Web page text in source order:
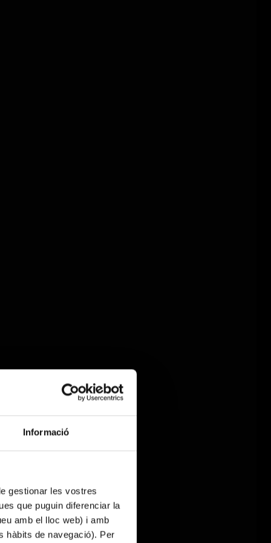
Informació
gestionar les vostres
que puguin diferenciar la
amb el lloc web) i amb
hàbits de navegació). Per